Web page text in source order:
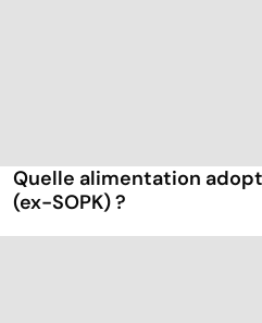
Quelle alimentation
(ex-SOPK) ?